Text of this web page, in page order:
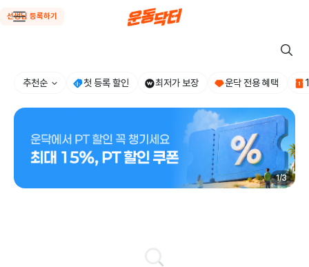
선생님 등록하기
추천순 첫 등록 할인 최저가 보장 운닥 전용 혜택
1/3